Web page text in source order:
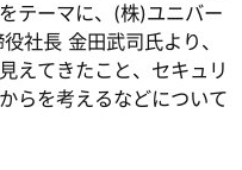
テーマに、(株)ユニバー
社長 金田武司氏より、
えてきたこと、セキュリ
らを考えるなどについて